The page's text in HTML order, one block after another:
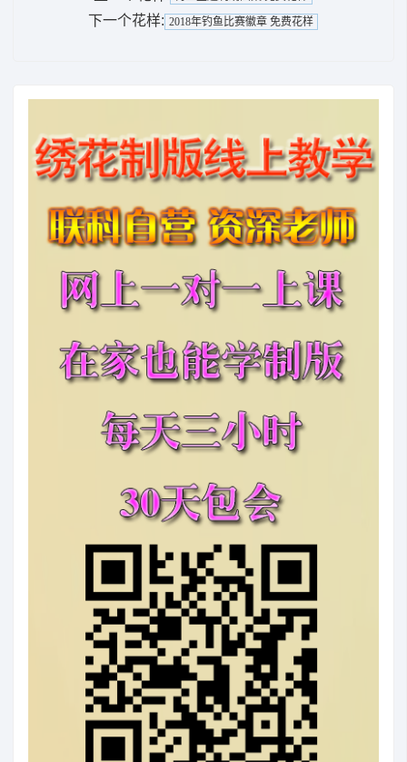
下一个花样: 2018年钓鱼比赛徽章 免费花样